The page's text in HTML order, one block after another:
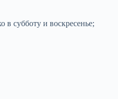
в субботу и воскресенье;